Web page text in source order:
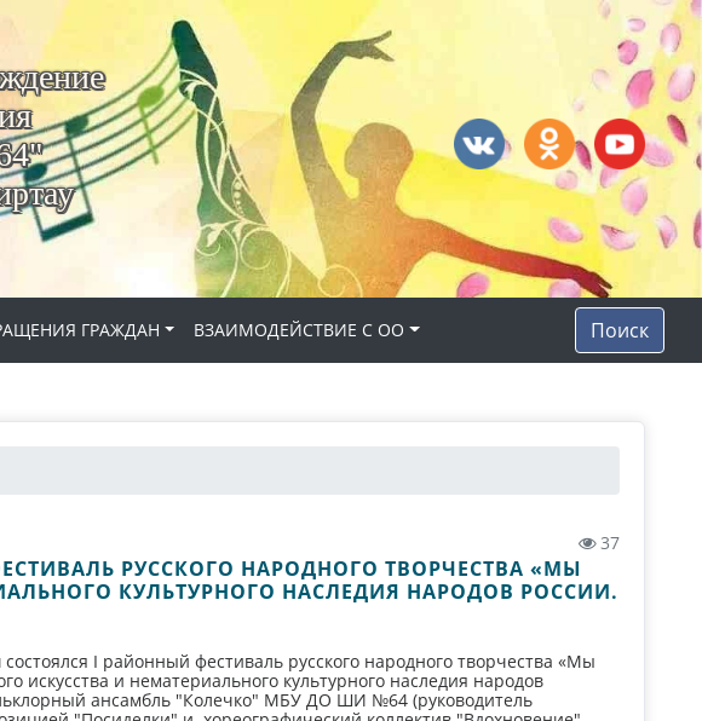
ГРАЖДАН ВЗАИМОДЕЙСТВИЕ С ОО Поиск
37
РУССКОГО НАРОДНОГО ТВОРЧЕСТВА «МЫ
КУЛЬТУРНОГО НАСЛЕДИЯ НАРОДОВ РОССИИ.
I районный фестиваль русского народного творчества «Мы
искусства и нематериального культурного наследия народов
ансамбль "Колечко" МБУ ДО ШИ №64 (руководитель